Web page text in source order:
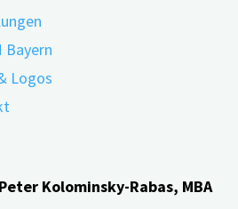
Bayern
Logos
…
Kolominsky-Rabas, MBA